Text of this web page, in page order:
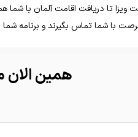
ویزا تا دریافت اقامت آلمان با شما
با شما تماس بگیرند و برنامه
همین الان